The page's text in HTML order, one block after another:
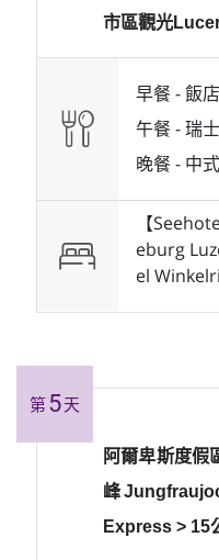
市區觀光
早餐 -飯
午餐 -瑞
晚餐 - 中
【
eburg
el
第5天
阿爾卑斯度假
峰
Express > 15